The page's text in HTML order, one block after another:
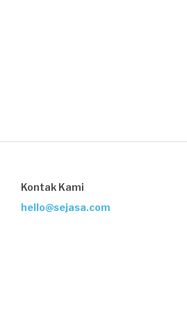
Kontak Kami
hello@sejasa.com